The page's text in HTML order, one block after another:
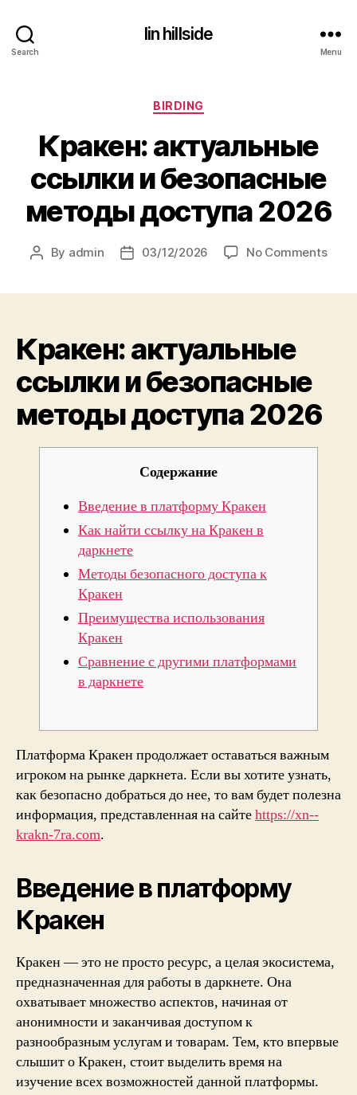
Search
lin hillside
Menu
Categories
BIRDING
Кракен: актуальные
ссылки и безопасные
методы доступа 2026
Post
By admin
Post03/12/2026 No Commentson
Кракен: актуальные
ссылки и безопасные
методы доступа 2026
Содержание
Введение в платформу Кракен
Как найти ссылку на Кракен в
даркнете
Методы безопасного доступа к
Кракен
Преимущества использования
Кракен
Сравнение с другими платформами
в даркнете
Платформа Кракен продолжает оставаться важным
игроком на рынке даркнета. Если вы хотите узнать,
как безопасно добраться до нее, то вам будет полезна
информация, представленная на сайтеhttps://xn--
krakn-7ra.com.
Введение в платформу
Кракен
Кракен — это не просто ресурс, а целая экосистема,
предназначенная для работы в даркнете. Она
охватывает множество аспектов, начиная от
анонимности и заканчивая доступом к
разнообразным услугам и товарам. Тем, кто впервые
слышит о Кракен, стоит выделить время на
изучение всех возможностей данной платформы.